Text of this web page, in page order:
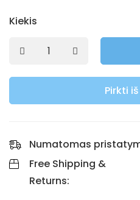
Kiekis
Pirkti
Numatomas
Free Shipping &
Returns: